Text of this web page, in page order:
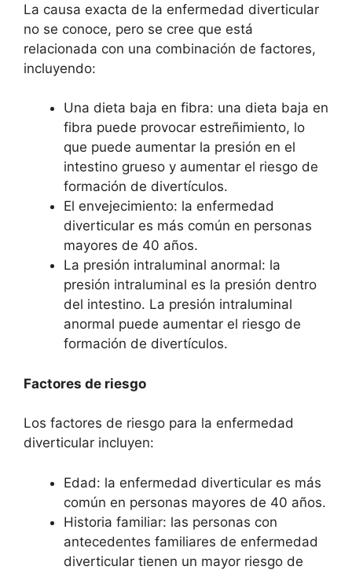
La causa exacta de la enfermedad diverticular
no se conoce, pero se cree que está
relacionada con una combinación de factores,
incluyendo:
Una dieta baja en fibra: una dieta baja en
fibra puede provocar estreñimiento, lo
que puede aumentar la presión en el
intestino grueso y aumentar el riesgo de
formación de divertículos.
El envejecimiento: la enfermedad
diverticular es más común en personas
mayores de 40 años.
La presión intraluminal anormal: la
presión intraluminal es la presión dentro
del intestino. La presión intraluminal
anormal puede aumentar el riesgo de
formación de divertículos.
Factores de riesgo
Los factores de riesgo para la enfermedad
diverticular incluyen:
Edad: la enfermedad diverticular es más
común en personas mayores de 40 años.
Historia familiar: las personas con
antecedentes familiares de enfermedad
diverticular tienen un mayor riesgo de